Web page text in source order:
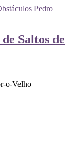
Saltos de
o-Velho